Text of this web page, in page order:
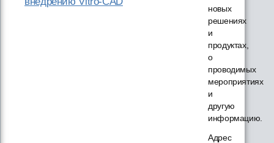
новых
решениях
и
продуктах,
о
проводимых
мероприятиях
и
другую
информацию.
Адрес